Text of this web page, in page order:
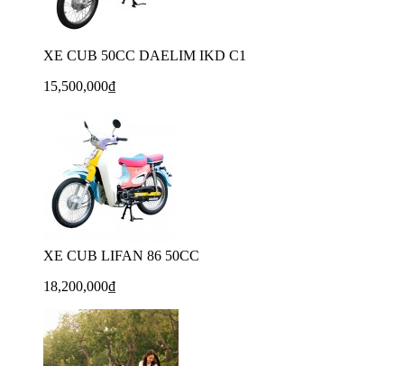
XE CUB 50CC DAELIM IKD C1
15,500,000₫
XE CUB LIFAN 86 50CC
18,200,000₫